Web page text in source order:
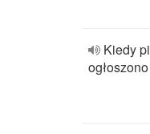
Kiedy